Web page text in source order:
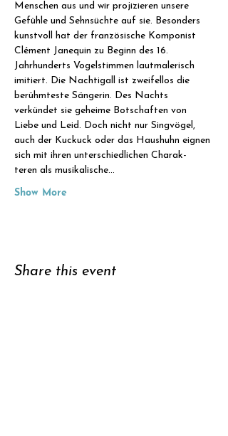
Menschen aus und wir projizieren unsere
Gefühle und Sehnsüchte auf sie. Besonders
kunstvoll hat der französische Komponist
Clément Janequin zu Beginn des 16.
Jahrhunderts Vogelstimmen lautmalerisch
imitiert. Die Nachtigall ist zweifellos die
berühmteste Sängerin. Des Nachts
verkündet sie geheime Botschaften von
Liebe und Leid. Doch nicht nur Singvögel,
auch der Kuckuck oder das Haushuhn eignen
sich mit ihren unterschiedlichen Charak-
teren als musikalische…
Show More
Share this event